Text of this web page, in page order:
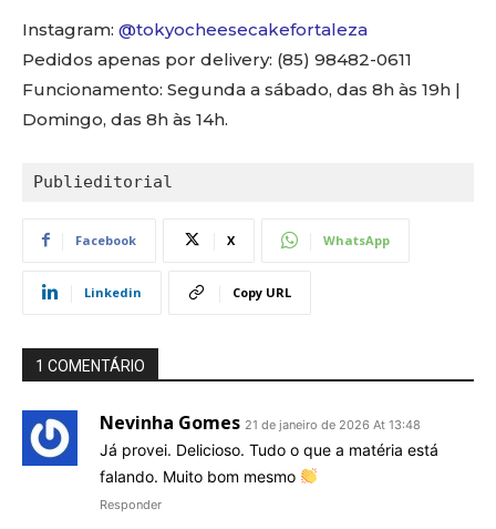
Instagram: @tokyocheesecakefortaleza
Pedidos apenas por delivery: (85) 98482-0611
Funcionamento: Segunda a sábado, das 8h às 19h |
Domingo, das 8h às 14h.
Publieditorial
Facebook X WhatsApp
Linkedin Copy URL
1 COMENTÁRIO
Nevinha Gomes 21 de janeiro de 2026 At 13:48
Já provei. Delicioso. Tudo o que a matéria está
falando. Muito bom mesmo
Responder